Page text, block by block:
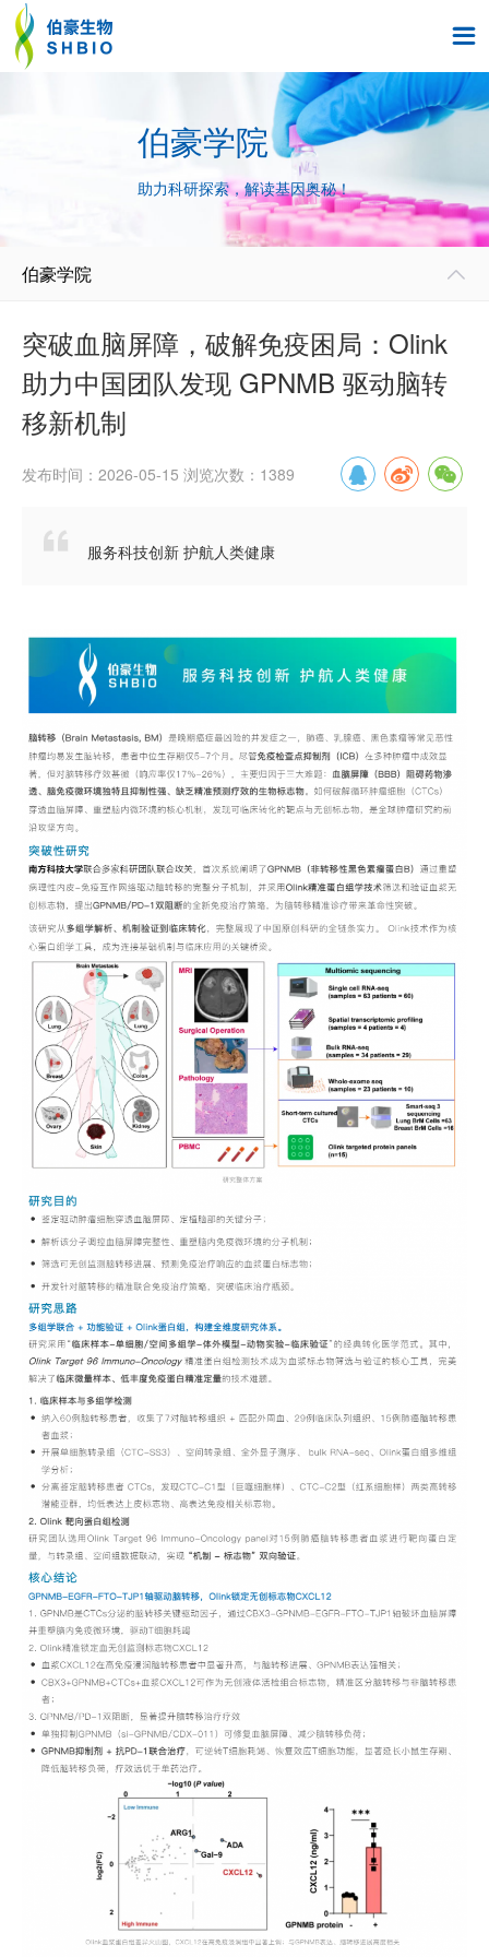

伯豪学院
助力科研探索，解读基因奥秘！
伯豪学院 
突破血脑屏障，破解免疫困局：Olink
助力中国团队发现 GPNMB 驱动脑转
移新机制
发布时间：2026-05-15 浏览次数：1389
 服务科技创新 护航人类健康